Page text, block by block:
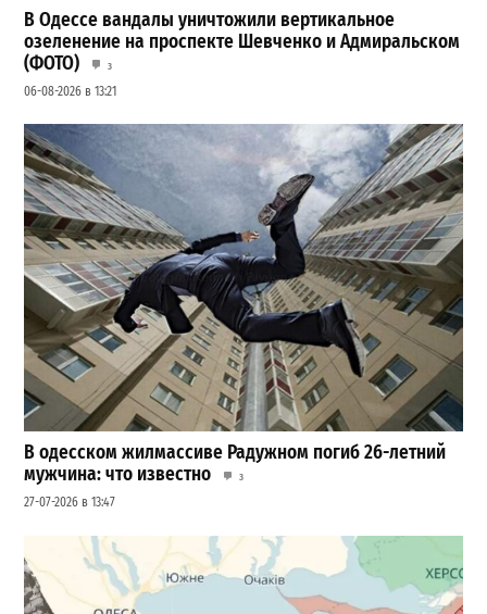
В Одессе вандалы уничтожили вертикальное
озеленение на проспекте Шевченко и Адмиральском
(ФОТО)
3
06-08-2026 в 13:21
В одесском жилмассиве Радужном погиб 26-летний
мужчина: что известно
3
27-07-2026 в 13:47